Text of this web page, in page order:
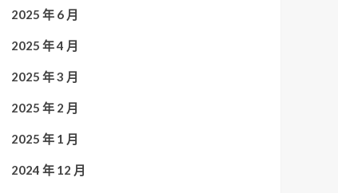
2025 年 6 月
2025 年 4 月
2025 年 3 月
2025 年 2 月
2025 年 1 月
2024 年 12 月